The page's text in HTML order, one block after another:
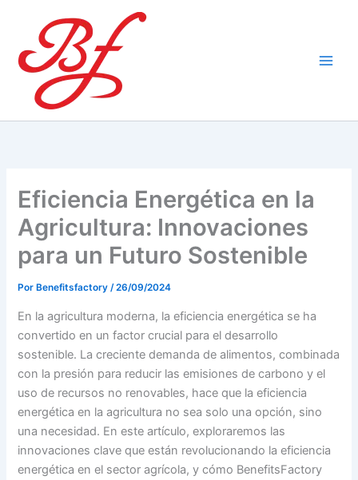
contenido
Eficiencia Energética en la
Agricultura: Innovaciones
para un Futuro Sostenible
Por Benefitsfactory/26/09/2024
En la agricultura moderna, la eficiencia energética se ha
convertido en un factor crucial para el desarrollo
sostenible. La creciente demanda de alimentos, combinada
con la presión para reducir las emisiones de carbono y el
uso de recursos no renovables, hace que la eficiencia
energética en la agricultura no sea solo una opción, sino
una necesidad. En este artículo, exploraremos las
innovaciones clave que están revolucionando la eficiencia
energética en el sector agrícola, y cómo BenefitsFactory